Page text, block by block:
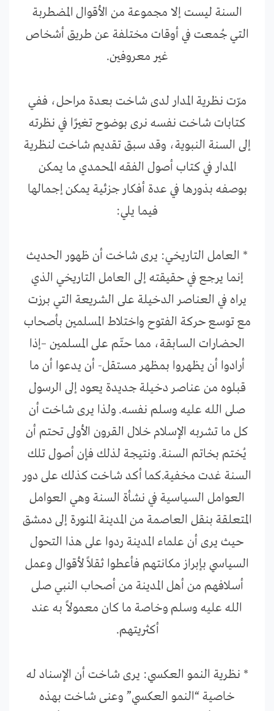
السنة ليست إلا مجموعة من الأقوال المضطربة
التي جُمعت في أوقات مختلفة عن طريق أشخاص
غير معروفين.
مرّت نظرية المدار لدى شاخت بعدة مراحل، ففي
كتابات شاخت نفسه نرى بوضوح تغيرًا في نظرته
إلى السنة النبوية، وقد سبق تقديم شاخت لنظرية
المدار في كتاب أصول الفقه المحمدي ما يمكن
بوصفه بذورها في عدة أفكار جزئية يمكن إجمالها
فيما يلي:
* العامل التاريخي: يرى شاخت أن ظهور الحديث
إنما يرجع في حقيقته إلى العامل التاريخي الذي
يراه في العناصر الدخيلة على الشريعة التي برزت
مع توسع حركة الفتوح واختلاط المسلمين بأصحاب
الحضارات السابقة، مما حتّم على المسلمين –إذا
أرادوا أن يظهروا بمظهر مستقل- أن يدعوا أن ما
قبلوه من عناصر دخيلة جديدة يعود إلى الرسول
صلى الله عليه وسلم نفسه. ولذا يرى شاخت أن
كل ما تشربه الإسلام خلال القرون الأولى تحتم أن
يُختم بخاتم السنة. ونتيجة لذلك فإن أصول تلك
السنة غدت مخفية.كما أكد شاخت كذلك على دور
العوامل السياسية في نشأة السنة وهي العوامل
المتعلقة بنقل العاصمة من المدينة المنورة إلى دمشق
حيث يرى أن علماء المدينة ردوا على هذا التحول
السياسي بإبراز مكانتهم فأعطوا ثقلاً لأقوال وعمل
أسلافهم من أهل المدينة من أصحاب النبي صلى
الله عليه وسلم وخاصة ما كان معمولاً به عند
أكثريتهم.
* نظرية النمو العكسي: يرى شاخت أن الإسناد له
خاصية “النمو العكسي” وعنى شاخت بهذه